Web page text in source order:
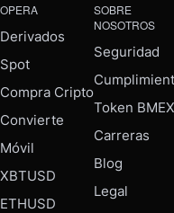
OPERA
Derivados
Spot
Compra Cripto
Convierte
Móvil
XBTUSD
ETHUSD
SOBRE
NOSOTROS
Seguridad
Token BMEX
Carreras
Blog
Legal